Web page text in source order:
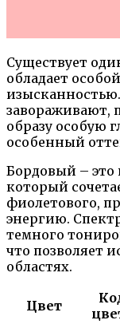
Существует
обладает
завораживают,
образу особую
особенный
Бордовый –
который
фиолетового,
энергию.
темного
что позволяет
областях.
Цвет